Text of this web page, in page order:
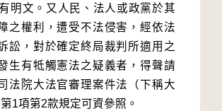
明文。又人民、法人或政黨於其
之權利，遭受不法侵害，經依法
訟，對於確定終局裁判所適用之
生有牴觸憲法之疑義者，得聲請
法院大法官審理案件法（下稱大